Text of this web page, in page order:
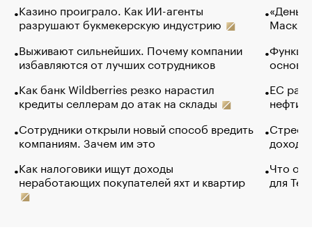
Казино проиграло. Как ИИ-агенты
разрушают букмекерскую индустрию
Выживают сильнейших. Почему компании
избавляются от лучших сотрудников
Как банк Wildberries резко нарастил
кредиты селлерам до атак на склады
Сотрудники открыли новый способ вредить
компаниям. Зачем им это
Как налоговики ищут доходы
неработающих покупателей яхт и квартир
Маск в
основ
ЕС
нефти
Что
для